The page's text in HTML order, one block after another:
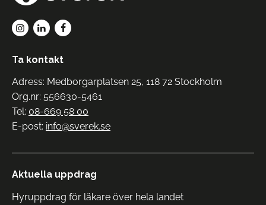
Ta kontakt
Adress: Medborgarplatsen 25, 118 72 Stockholm
Org.nr: 556630-5461
Tel: 08-669 58 00
E-post: info@sverek.se
Aktuella uppdrag
Hyruppdrag för läkare över hela landet